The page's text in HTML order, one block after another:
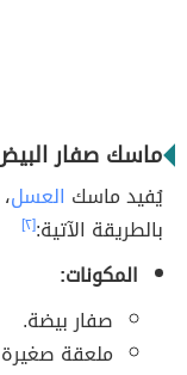
ماسك صفار
يُفيد ماسك العسل
بالطريقة الآتية:[٢]
المكونات:
صفار بيضة.
ملعقة